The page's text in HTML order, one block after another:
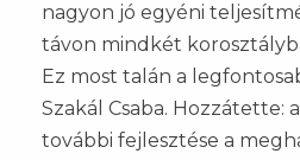
nagyon jó egyéni
távon mindkét
Ez most talán a
Szakál Csaba. Hozzátette:
további fejlesztése a